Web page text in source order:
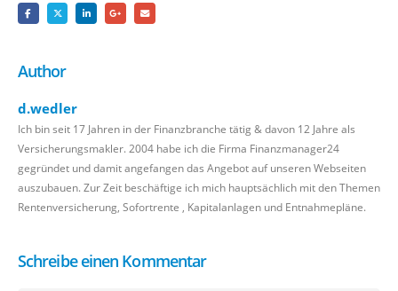
Author
d.wedler
Ich bin seit 17 Jahren in der Finanzbranche tätig & davon 12 Jahre als
Versicherungsmakler. 2004 habe ich die Firma Finanzmanager24
gegründet und damit angefangen das Angebot auf unseren Webseiten
auszubauen. Zur Zeit beschäftige ich mich hauptsächlich mit den Themen
Rentenversicherung, Sofortrente , Kapitalanlagen und Entnahmepläne.
Schreibe einen Kommentar